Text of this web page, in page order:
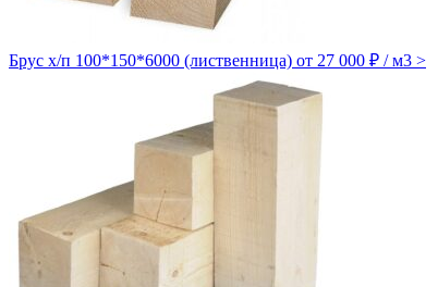
Брус х/п 100*150*6000 (лиственница) от 27 000 ₽ / м3 >